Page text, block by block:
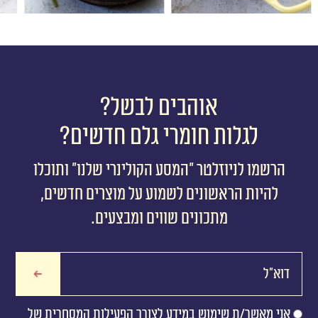
אוהבים לבשל?
לגלות חומרי גלם חדשים?
הרשמו לניוזלטר ״המסע הקולינרי שלנו״ ותוכלו
להיות הראשונים לשמוע על מוצרים חדשים,
מתכונים שווים ומבצעים.